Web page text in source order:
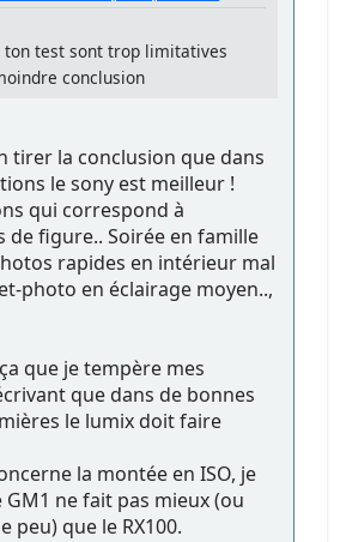
ton test sont trop limitatives
conclusion
tirer la conclusion que dans
le sony est meilleur !
qui correspond à
de figure.. Soirée en famille
rapides en intérieur mal
photo en éclairage moyen..,
que je tempère mes
que dans de bonnes
le lumix doit faire
la montée en ISO, je
ne fait pas mieux (ou
peu) que le RX100.